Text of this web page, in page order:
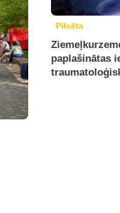
Pilsēta
paplašinātas